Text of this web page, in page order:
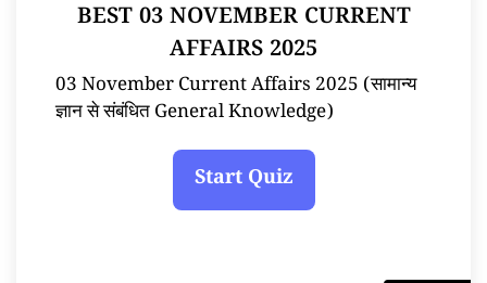
BEST 03 NOVEMBER CURRENT
AFFAIRS 2025
03 November Current Affairs 2025 (सामान्य
ज्ञान से संबंधित General Knowledge)